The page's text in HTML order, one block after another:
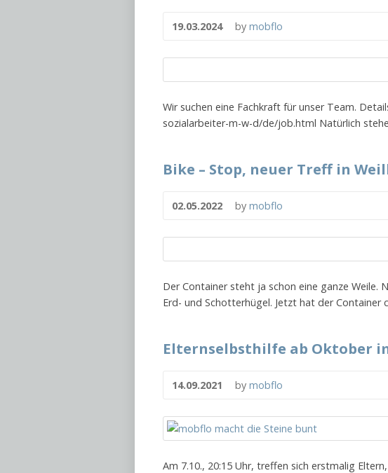
19.03.2024 by mobflo
Wir suchen eine Fachkraft für unser Team.
sozialarbeiter-m-w-d/de/job.html Natürlich
Bike – Stop, neuer Treff in
02.05.2022 by mobflo
Der Container steht ja schon eine ganze Weile.
Erd- und Schotterhügel. Jetzt hat der
Elternselbsthilfe ab Oktober
14.09.2021 by mobflo
Am 7.10., 20:15 Uhr, treffen sich erstmalig